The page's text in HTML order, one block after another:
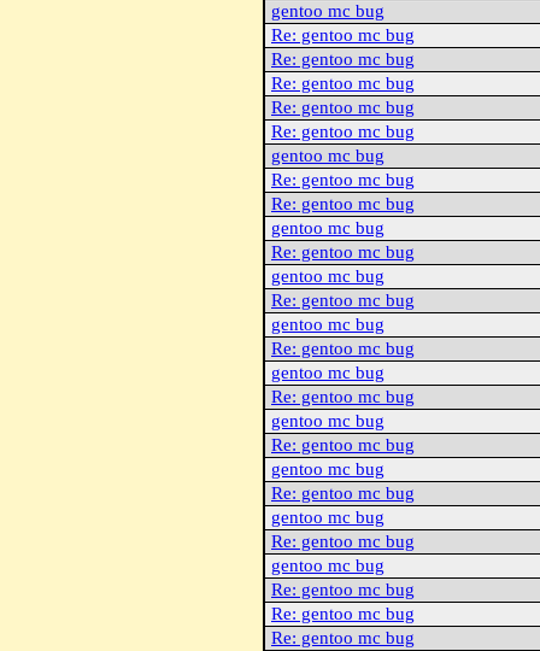
gentoo mc bug
Re: gentoo mc bug
Re: gentoo mc bug
Re: gentoo mc bug
Re: gentoo mc bug
Re: gentoo mc bug
gentoo mc bug
Re: gentoo mc bug
Re: gentoo mc bug
gentoo mc bug
Re: gentoo mc bug
gentoo mc bug
Re: gentoo mc bug
gentoo mc bug
Re: gentoo mc bug
gentoo mc bug
Re: gentoo mc bug
gentoo mc bug
Re: gentoo mc bug
gentoo mc bug
Re: gentoo mc bug
gentoo mc bug
Re: gentoo mc bug
gentoo mc bug
Re: gentoo mc bug
Re: gentoo mc bug
Re: gentoo mc bug